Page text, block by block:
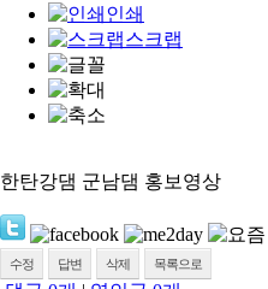
인쇄
스크랩
한탄강댐 군남댐 홍보영상
수정 답변 삭제 목록으로